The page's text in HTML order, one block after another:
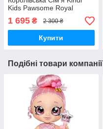
Kids Pawsome Royal
Family Лялька Тіара
Спарклс Tiara Sparkles
50216 Оригінал
1 695 ₴ 2 300 ₴
Купити
Подібні товари компанії